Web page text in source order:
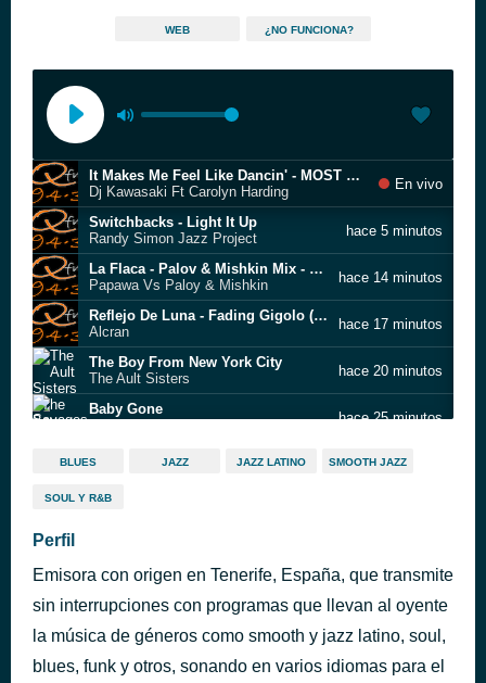
WEB ¿NO FUNCIONA?
It Makes Me Feel Like Dancin' - MOST WANTED~DJ KAWASAKI WORKS INTERNATIONAL EDITION - EP
Dj Kawasaki Ft Carolyn Harding
En vivo
Switchbacks - Light It Up
Randy Simon Jazz Project
hace 5 minutos
La Flaca - Palov & Mishkin Mix - Achilifunk Gipsy Soul From 21st Century
Papawa Vs Paloy & Mishkin
hace 14 minutos
Reflejo De Luna - Fading Gigolo (Original Motion Picture Soundtrack)
Alcran
hace 17 minutos
The Boy From New York City
The Ault Sisters
hace 20 minutos
Baby Gone
hace 25 minutos
Posing
hace 29 minutos
Qfm Sponsors
Games - Chocolate Sunshine
Jazmin Ghent
hace 44 minutos
BLUES JAZZ JAZZ LATINO SMOOTH JAZZ
SOUL Y R&B
Perfil
Emisora con origen en Tenerife, España, que transmite
sin interrupciones con programas que llevan al oyente
la música de géneros como smooth y jazz latino, soul,
blues, funk y otros, sonando en varios idiomas para el